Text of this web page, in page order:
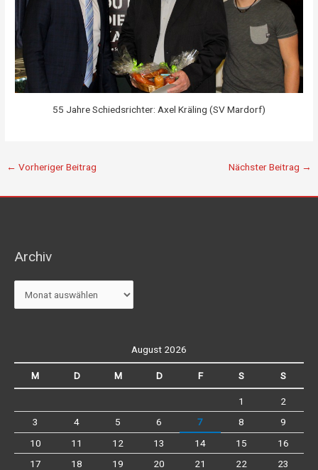
55 Jahre Schiedsrichter: Axel Kräling (SV Mardorf)
← Vorheriger Beitrag Nächster Beitrag →
Archiv
Archiv
August 2026
M D M D F S S
1
2
3
4 5 6 7 8
9
10
11 12 13 14 15
16
17
18 19 20 21 22
23